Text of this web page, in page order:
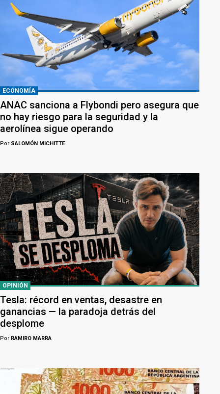
ECONOMÍA
ANAC sanciona a Flybondi pero asegura que
no hay riesgo para la seguridad y la
aerolínea sigue operando
Por SALOMÓN MICHITTE
OPINIÓN
Tesla: récord en ventas, desastre en
ganancias — la paradoja detrás del
desplome
Por RAMIRO MARRA